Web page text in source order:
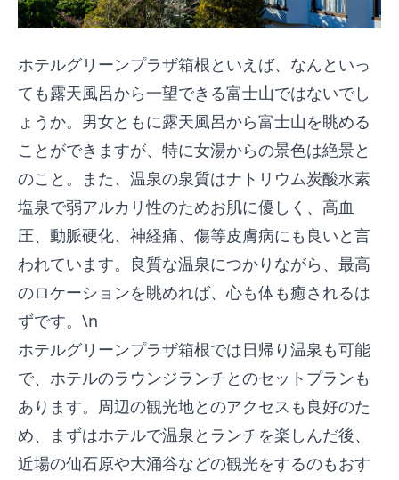
ホテルグリーンプラザ箱根といえば、なんといっ
ても露天風呂から一望できる富士山ではないでし
ょうか。男女ともに露天風呂から富士山を眺める
ことができますが、特に女湯からの景色は絶景と
のこと。また、温泉の泉質はナトリウム炭酸水素
塩泉で弱アルカリ性のためお肌に優しく、高血
圧、動脈硬化、神経痛、傷等皮膚病にも良いと言
われています。良質な温泉につかりながら、最高
のロケーションを眺めれば、心も体も癒されるは
ずです。\n
ホテルグリーンプラザ箱根では日帰り温泉も可能
で、ホテルのラウンジランチとのセットプランも
あります。周辺の観光地とのアクセスも良好のた
め、まずはホテルで温泉とランチを楽しんだ後、
近場の仙石原や大涌谷などの観光をするのもおす